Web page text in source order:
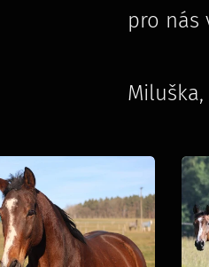
pro nás
Miluška,